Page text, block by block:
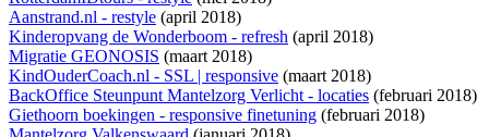
Aanstrand.nl - restyle (april 2018)
Kinderopvang de Wonderboom - refresh (april 2018)
Migratie GEONOSIS (maart 2018)
KindOuderCoach.nl - SSL | responsive (maart 2018)
BackOffice Steunpunt Mantelzorg Verlicht - locaties (februari 2018)
Giethoorn boekingen - responsive finetuning (februari 2018)